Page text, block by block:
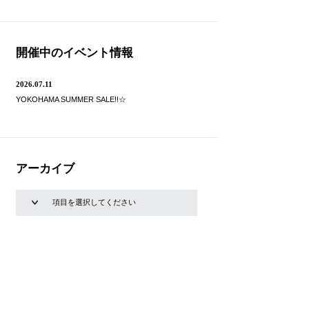
開催中のイベント情報
2026.07.11
YOKOHAMA SUMMER SALE!!☆
アーカイブ